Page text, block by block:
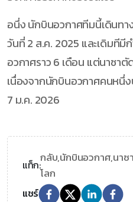
อนึ่ง นักบินอวกาศทีมนี้เดินทา
วันที่ 2 ส.ค. 2025 และเดิมที
อวกาศราว 6 เดือน แต่นาซา
เนื่องจากนักบินอวกาศคนหนึ่
7 ม.ค. 2026
แท็ก:กลับ,นักบินอวกาศ,นาซ
โลก
แชร์